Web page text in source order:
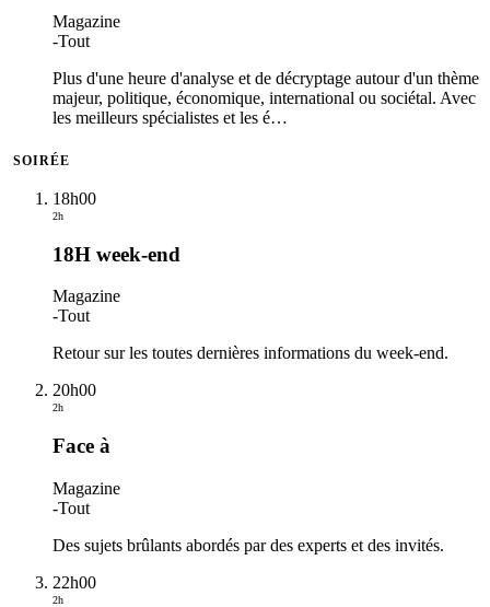
Magazine
-Tout
Plus d'une heure d'analyse et de décryptage autour d'un thème
majeur, politique, économique, international ou sociétal. Avec
les meilleurs spécialistes et les é…
SOIRÉE
18h00
2h
18H week-end
Magazine
-Tout
Retour sur les toutes dernières informations du week-end.
20h00
2h
Face à
Magazine
-Tout
Des sujets brûlants abordés par des experts et des invités.
22h00
2h